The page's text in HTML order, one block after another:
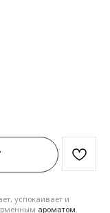
успокаивает и
ароматом